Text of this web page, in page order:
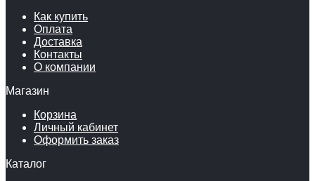
Как купить
Оплата
Доставка
Контакты
О компании
Магазин
Корзина
Личный кабинет
Оформить заказ
Каталог